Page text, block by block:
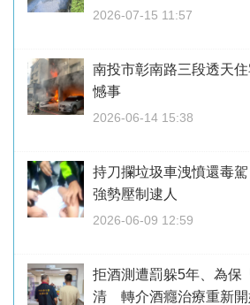
2026-07-15 11:57
南投市彰南路三段透天
憾事
2026-06-14 15:38
持刀攔垃圾車洩憤還毒
強勢壓制逮人
2026-06-09 12:59
拒酒測遭罰躲5年、為保
清 轉介酒癮治療重新開